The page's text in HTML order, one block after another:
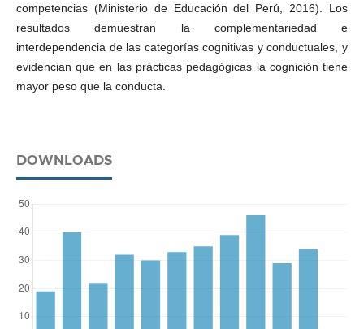
competencias (Ministerio de Educación del Perú, 2016). Los
resultados demuestran la complementariedad e
interdependencia de las categorías cognitivas y conductuales, y
evidencian que en las prácticas pedagógicas la cognición tiene
mayor peso que la conducta.
DOWNLOADS